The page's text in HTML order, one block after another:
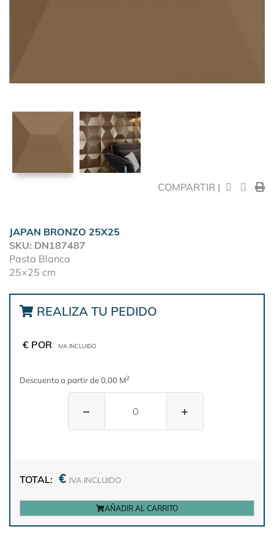
COMPARTIR |
JAPAN BRONZO 25X25
SKU: DN187487
Pasta Blanca
25×25 cm
REALIZA TU PEDIDO
€ POR IVA INCLUIDO
Descuento a partir de 0,00 M2
− +
TOTAL: € IVA INCLUIDO
AÑADIR AL CARRITO